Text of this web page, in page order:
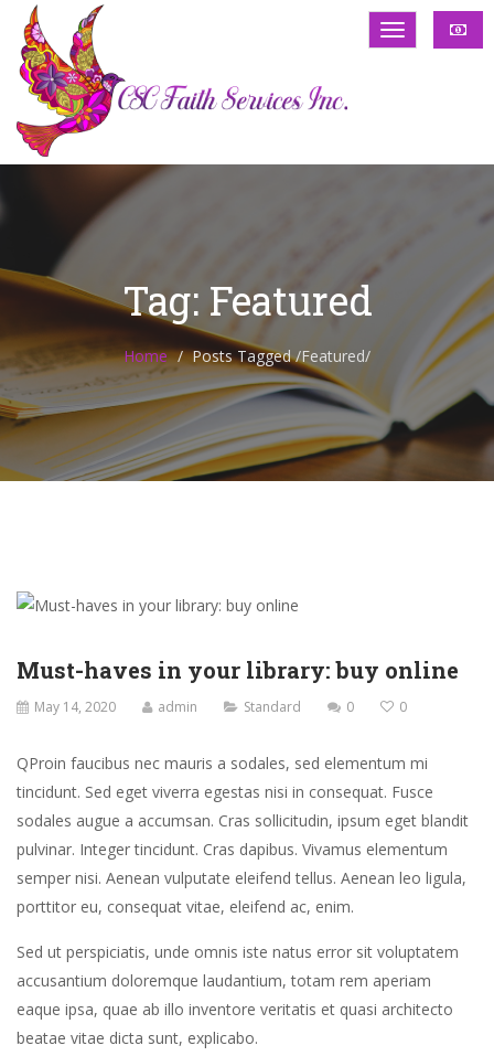
Tag: Featured
Home Posts Tagged/Featured/
Must-haves in your library: buy online
May 14, 2020 admin Standard 0 0
QProin faucibus nec mauris a sodales, sed elementum mi
tincidunt. Sed eget viverra egestas nisi in consequat. Fusce
sodales augue a accumsan. Cras sollicitudin, ipsum eget blandit
pulvinar. Integer tincidunt. Cras dapibus. Vivamus elementum
semper nisi. Aenean vulputate eleifend tellus. Aenean leo ligula,
porttitor eu, consequat vitae, eleifend ac, enim.
Sed ut perspiciatis, unde omnis iste natus error sit voluptatem
accusantium doloremque laudantium, totam rem aperiam
eaque ipsa, quae ab illo inventore veritatis et quasi architecto
beatae vitae dicta sunt, explicabo.